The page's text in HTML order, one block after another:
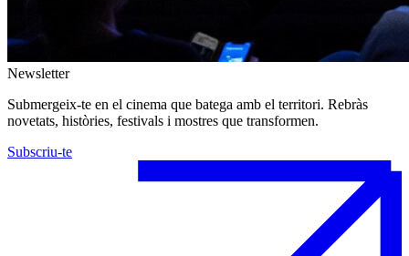
Newsletter
Submergeix-te en el cinema que batega amb el territori. Rebràs
novetats, històries, festivals i mostres que transformen.
Subscriu-te